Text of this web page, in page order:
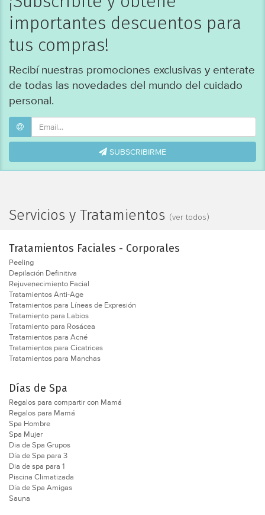
Rellenos
CO2RE ®
E-Matrix®
Fraxel®
FraxFace®
Lipoláser
Laser 360®
Pixel® Erbium
Punta de Diamantes
Harmony®
INDIBA®
Oxygenesis
Reaction ®
Spider ®
Thermage ®
Venus Freeze ®
Venus Legacy ®
Y la lista sigue por eso necesitas el consejo profesional
Consejo ES
realizar un tratamiento estético, es fundamental elegir
profesionales entrenados en la técnica a realizarse,
quienes serán los encargados de asesorarnos sobre los
pros y contras de cada tratamientos y si estos son
indicados o no para cada uno de nosotros.
Nuestra Guía On-Line www.estilospa.com trabaja
impulsando el mercado estético desde el año 2006, en la
República Argentina, nuestro objetivo es trabajar siempre
con profesionales, por ellos quienes publican aquí son:
cirujanos, dermatólogos, esteticistas, cosmiatras,
importantes descuentos para
tus compras!
Recibí nuestras promociones exclusivas y enterate
de todas las novedades del mundo del cuidado
personal.
SUBSCRIBIRME
Servicios y Tratamientos (ver todos)
Tratamientos Faciales - Corporales
Peeling
Depilación Definitiva
Rejuvenecimiento Facial
Tratamientos Anti-Age
Tratamientos para Líneas de Expresión
Tratamiento para Labios
Tratamiento para Rosácea
Tratamientos para Acné
Tratamientos para Cicatrices
Tratamientos para Manchas
Días de Spa
Regalos para compartir con Mamá
Regalos para Mamá
Spa Hombre
Spa Mujer
Dia de Spa Grupos
Día de Spa para 3
Dia de spa para 1
Piscina Climatizada
Día de Spa Amigas
Sauna